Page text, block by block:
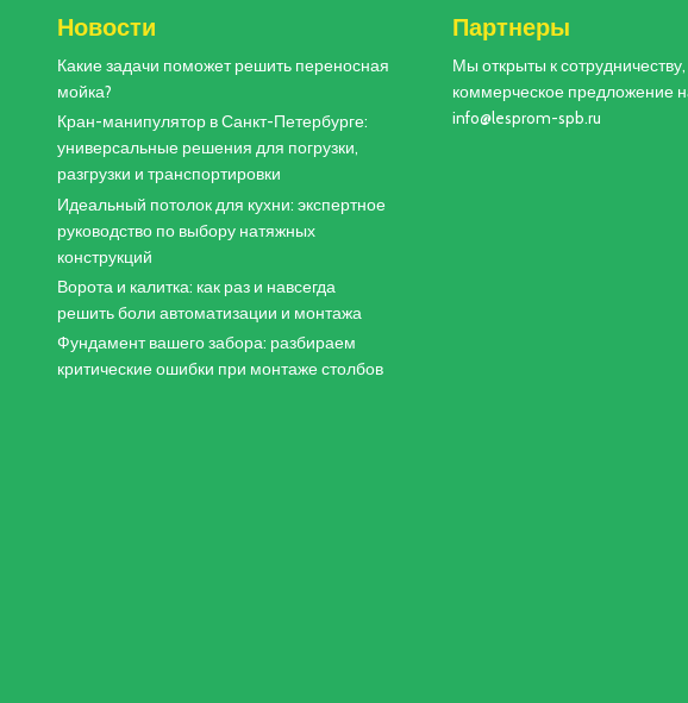
Новости
Какие задачи поможет решить переносная
мойка?
Кран-манипулятор в Санкт-Петербурге:
универсальные решения для погрузки,
разгрузки и транспортировки
Идеальный потолок для кухни: экспертное
руководство по выбору натяжных
конструкций
Ворота и калитка: как раз и навсегда
решить боли автоматизации и монтажа
Фундамент вашего забора: разбираем
критические ошибки при монтаже столбов
Партнеры
Мы открыты к
коммерческое предложение
info@lesprom-spb.ru